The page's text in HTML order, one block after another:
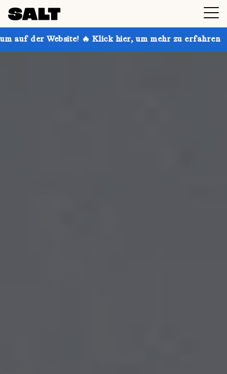
🔥 Klick hier, um mehr zu erfahren Hol dir bis zu